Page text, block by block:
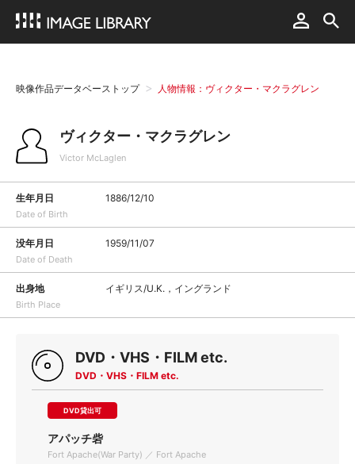
映像作品データベーストップ 人物情報：ヴィクター・マクラグレン
ヴィクター・マクラグレン
Victor McLaglen
生年月日
Date of Birth
1886/12/10
没年月日
Date of Death
1959/11/07
出身地
Birth Place
イギリス/U.K.，イングランド
DVD・VHS・FILM etc.
DVD・VHS・FILM etc.
DVD貸出可
アパッチ砦
Fort Apache(War Party) ／ Fort Apache